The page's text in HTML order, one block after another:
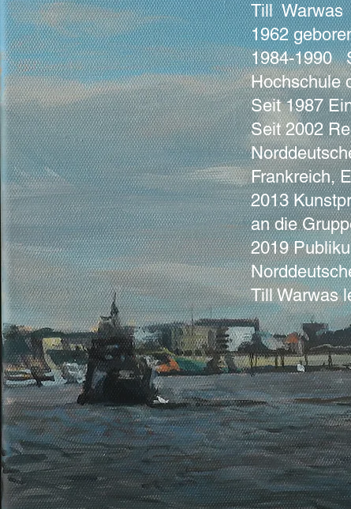
Till Warwas
1962
1984-1990
Hochschule
Seit 1987
Seit 2002
Frankreich,
2013
an die
2019
Till Warwas